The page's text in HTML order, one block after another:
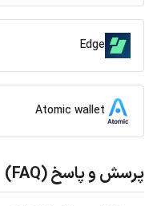
Edge
Atomic wallet
پرسش و پاسخ (FAQ)